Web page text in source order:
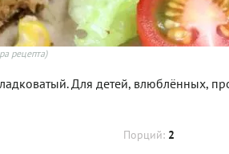
рецепта)
Для детей, влюблённых,
Порций: 2